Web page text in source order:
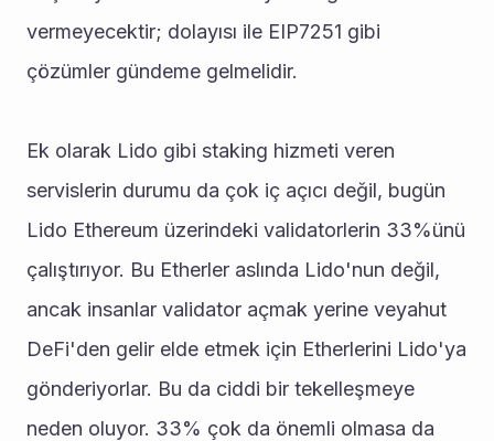
vermeyecektir; dolayısı ile EIP7251 gibi
çözümler gündeme gelmelidir.
Ek olarak Lido gibi staking hizmeti veren
servislerin durumu da çok iç açıcı değil, bugün
Lido Ethereum üzerindeki validatorlerin 33%ünü
çalıştırıyor. Bu Etherler aslında Lido'nun değil,
ancak insanlar validator açmak yerine veyahut
DeFi'den gelir elde etmek için Etherlerini Lido'ya
gönderiyorlar. Bu da ciddi bir tekelleşmeye
neden oluyor. 33% çok da önemli olmasa da